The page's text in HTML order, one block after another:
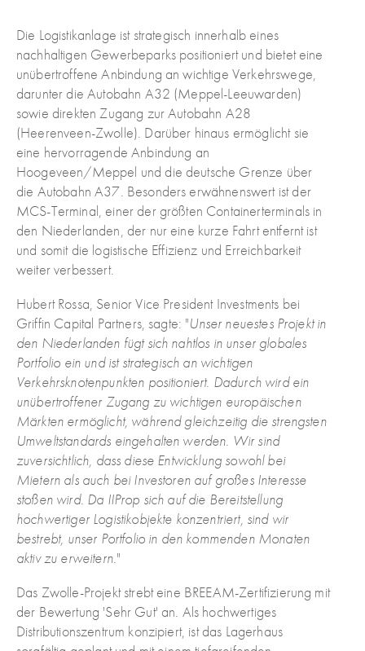
Die Logistikanlage ist strategisch innerhalb eines
nachhaltigen Gewerbeparks positioniert und bietet eine
unübertroffene Anbindung an wichtige Verkehrswege,
darunter die Autobahn A32 (Meppel-Leeuwarden)
sowie direkten Zugang zur Autobahn A28
(Heerenveen-Zwolle). Darüber hinaus ermöglicht sie
eine hervorragende Anbindung an
Hoogeveen/Meppel und die deutsche Grenze über
die Autobahn A37. Besonders erwähnenswert ist der
MCS-Terminal, einer der größten Containerterminals in
den Niederlanden, der nur eine kurze Fahrt entfernt ist
und somit die logistische Effizienz und Erreichbarkeit
weiter verbessert.
Hubert Rossa, Senior Vice President Investments bei
Griffin Capital Partners, sagte: "Unser neuestes Projekt in
den Niederlanden fügt sich nahtlos in unser globales
Portfolio ein und ist strategisch an wichtigen
Verkehrsknotenpunkten positioniert. Dadurch wird ein
unübertroffener Zugang zu wichtigen europäischen
Märkten ermöglicht, während gleichzeitig die strengsten
Umweltstandards eingehalten werden. Wir sind
zuversichtlich, dass diese Entwicklung sowohl bei
Mietern als auch bei Investoren auf großes Interesse
stoßen wird. Da IIProp sich auf die Bereitstellung
hochwertiger Logistikobjekte konzentriert, sind wir
bestrebt, unser Portfolio in den kommenden Monaten
aktiv zu erweitern."
Das Zwolle-Projekt strebt eine BREEAM-Zertifizierung mit
der Bewertung 'Sehr Gut' an. Als hochwertiges
Distributionszentrum konzipiert, ist das Lagerhaus